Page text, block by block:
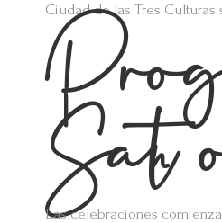
Ciudad de las Tres
Las celebraciones